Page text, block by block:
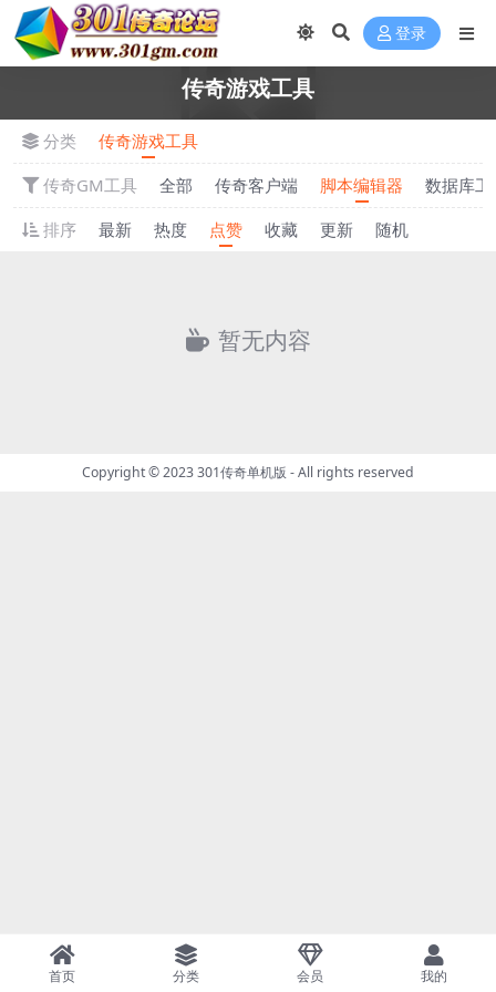
登录
传奇游戏工具
分类
传奇游戏工具
传奇GM工具
全部 传奇客户端 脚本编辑器
数据库工
排序
最新 热度 点赞 收藏 更新 随机
暂无内容
Copyright © 2023301传奇单机版 - All rights reserved
首页 分类 会员 我的